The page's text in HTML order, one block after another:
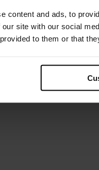
content and ads, to
site with our social
to them or that
Med kvalitet och